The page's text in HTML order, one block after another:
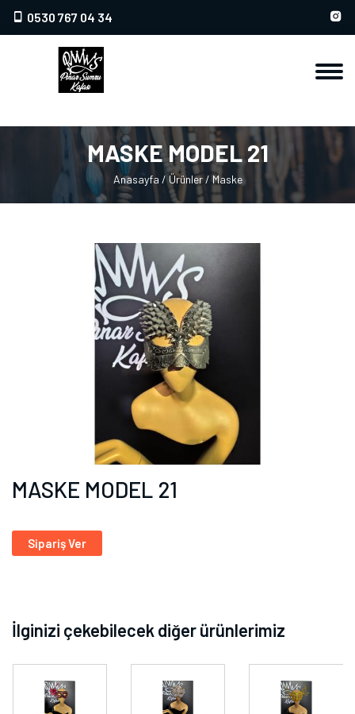
0530 767 04 34
MASKE MODEL 21
Anasayfa /Ürünler /Maske
MASKE MODEL 21
Sipariş Ver
İlginizi çekebilecek diğer ürünlerimiz